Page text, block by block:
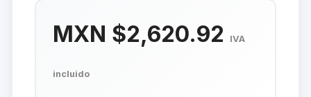
MXN $2,620.92 IVA
incluido